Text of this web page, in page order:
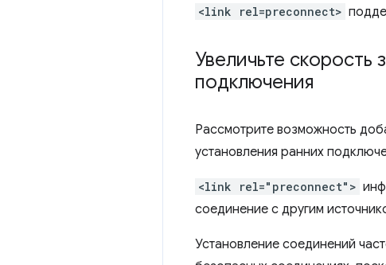
<link rel=preconnect>
Увеличьте
подключения
Рассмотрите возможность
установления ранних
<link rel="preconnect">
соединение с другим
Установление соединений